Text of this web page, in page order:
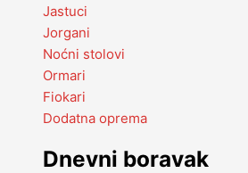
Jastuci
Jorgani
Noćni stolovi
Ormari
Fiokari
Dodatna oprema
Dnevni boravak